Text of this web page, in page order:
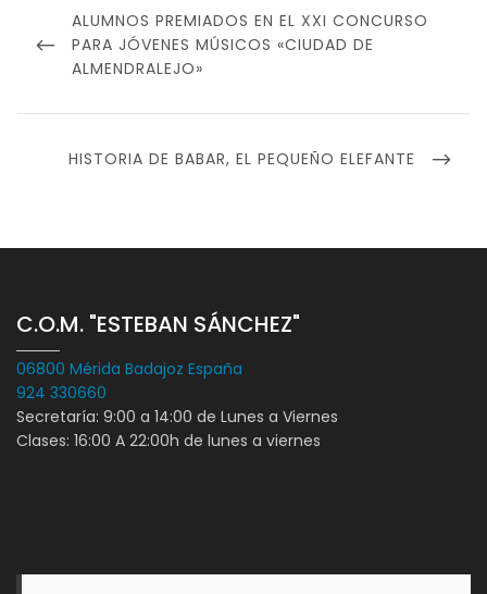
entradas
PREVIOUS
POST
ALUMNOS PREMIADOS EN EL XXI CONCURSO
PARA JÓVENES MÚSICOS «CIUDAD DE
ALMENDRALEJO»
NEXT
HISTORIA DE BABAR, EL PEQUEÑO ELEFANTE
C.O.M. "ESTEBAN SÁNCHEZ"
06800 Mérida Badajoz España
924 330660
Secretaría: 9:00 a 14:00 de Lunes a Viernes
Clases: 16:00 A 22:00h de lunes a viernes